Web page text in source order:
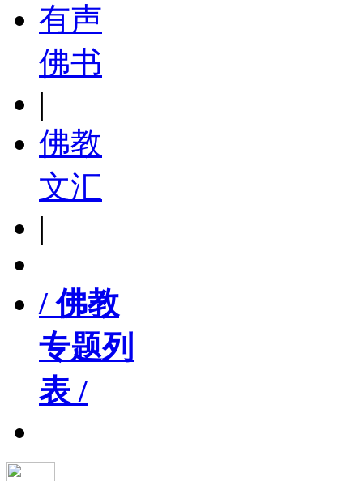
有声
佛书
|
佛教
文汇
|
/ 佛教
专题列
表 /